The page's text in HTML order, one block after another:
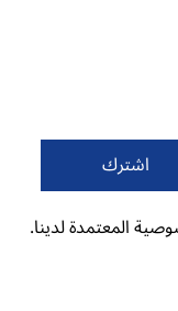
المعتمدة لدينا.